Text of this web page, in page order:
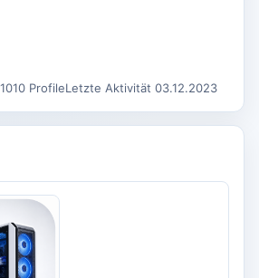
10 ProfileLetzte Aktivität 03.12.2023